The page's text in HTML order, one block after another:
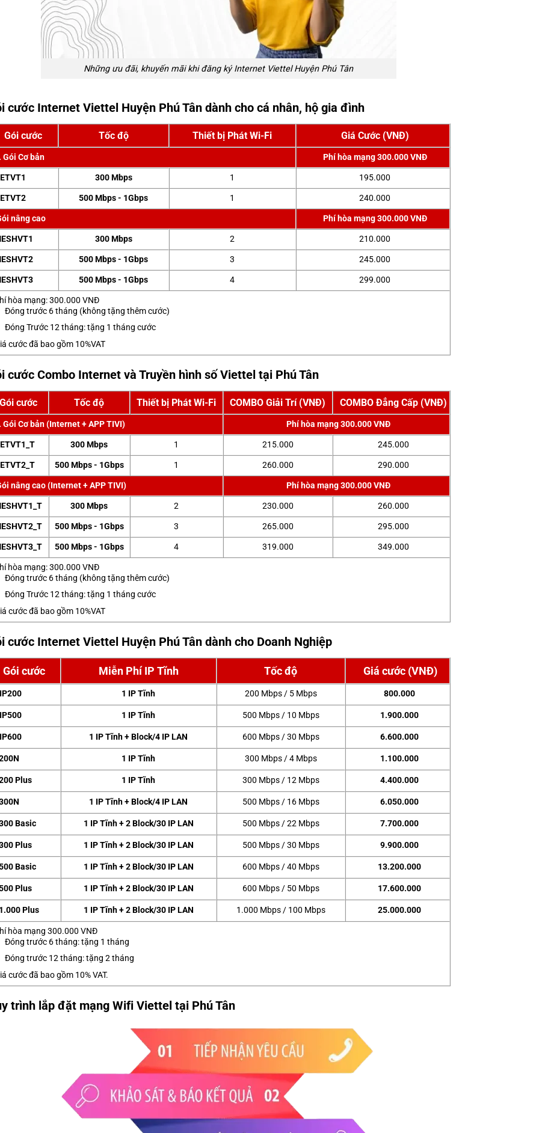
Những ưu đãi, khuyến mãi khi đăng ký Internet Viettel Huyện Phú Tân
cước Internet Viettel Huyện Phú Tân dành cho cá nhân, hộ gia đình
Gói cước Tốc độ Thiết bị Phát Wi-Fi Giá Cước (VNĐ)
Gói Cơ bản
Phí hòa mạng 300.000 VNĐ
300 Mbps 1
195.000
500 Mbps - 1Gbps 1
240.000
nâng cao
Phí hòa mạng 300.000 VNĐ
300 Mbps 2
210.000
500 Mbps - 1Gbps 3
245.000
500 Mbps - 1Gbps 4
299.000
hòa mạng: 300.000 VNĐ
Đóng trước 6 tháng (không tặng thêm cước)
Đóng Trước 12 tháng: tặng 1 tháng cước
cước đã bao gồm 10%VAT
cước Combo Internet và Truyền hình số Viettel tại Phú Tân
Gói cước Tốc độ Thiết bị Phát Wi-Fi COMBO Giải Trí (VNĐ) COMBO Đẳng Cấp (VNĐ)
Gói Cơ bản (Internet + APP TIVI)
Phí hòa mạng 300.000 VNĐ
300 Mbps 1 215.000
245.000
500 Mbps - 1Gbps 1 260.000
290.000
nâng cao (Internet + APP TIVI)
Phí hòa mạng 300.000 VNĐ
300 Mbps 2 230.000
260.000
500 Mbps - 1Gbps 3 265.000
295.000
500 Mbps - 1Gbps 4 319.000
349.000
hòa mạng: 300.000 VNĐ
Đóng trước 6 tháng (không tặng thêm cước)
Đóng Trước 12 tháng: tặng 1 tháng cước
cước đã bao gồm 10%VAT
cước Internet Viettel Huyện Phú Tân dành cho Doanh Nghiệp
Gói cước Miễn Phí IP Tĩnh Tốc độ Giá cước (VNĐ)
1 IP Tĩnh 200 Mbps / 5 Mbps 800.000
1 IP Tĩnh 500 Mbps / 10 Mbps 1.900.000
1 IP Tĩnh + Block/4 IP LAN 600 Mbps / 30 Mbps 6.600.000
1 IP Tĩnh 300 Mbps / 4 Mbps 1.100.000
Plus 1 IP Tĩnh 300 Mbps / 12 Mbps 4.400.000
1 IP Tĩnh + Block/4 IP LAN 500 Mbps / 16 Mbps 6.050.000
Basic 1 IP Tĩnh + 2 Block/30 IP LAN 500 Mbps / 22 Mbps 7.700.000
Plus 1 IP Tĩnh + 2 Block/30 IP LAN 500 Mbps / 30 Mbps 9.900.000
Basic 1 IP Tĩnh + 2 Block/30 IP LAN 600 Mbps / 40 Mbps 13.200.000
Plus 1 IP Tĩnh + 2 Block/30 IP LAN 600 Mbps / 50 Mbps 17.600.000
Plus 1 IP Tĩnh + 2 Block/30 IP LAN 1.000 Mbps / 100 Mbps 25.000.000
hòa mạng 300.000 VNĐ
Đóng trước 6 tháng: tặng 1 tháng
Đóng trước 12 tháng: tặng 2 tháng
cước đã bao gồm 10% VAT.
trình lắp đặt mạng Wifi Viettel tại Phú Tân